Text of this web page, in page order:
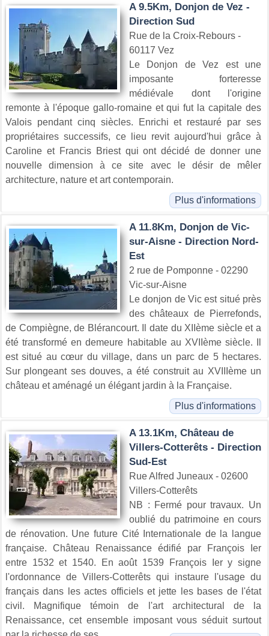
A 9.5Km, Donjon de Vez -
Direction Sud
Rue de la Croix-Rebours -
60117 Vez
Le Donjon de Vez est une
imposante forteresse
médiévale dont l'origine
remonte à l'époque gallo-romaine et qui fut la capitale des
Valois pendant cinq siècles. Enrichi et restauré par ses
propriétaires successifs, ce lieu revit aujourd'hui grâce à
Caroline et Francis Briest qui ont décidé de donner une
nouvelle dimension à ce site avec le désir de mêler
architecture, nature et art contemporain.
Plus d'informations
A 11.8Km, Donjon de Vic-
sur-Aisne - Direction Nord-
Est
2 rue de Pomponne - 02290
Vic-sur-Aisne
Le donjon de Vic est situé près
des châteaux de Pierrefonds,
de Compiègne, de Blérancourt. Il date du XIIème siècle et a
été transformé en demeure habitable au XVIIème siècle. Il
est situé au cœur du village, dans un parc de 5 hectares.
Sur plongeant ses douves, a été construit au XVIIIème un
château et aménagé un élégant jardin à la Française.
Plus d'informations
A 13.1Km, Château de
Villers-Cotterêts - Direction
Sud-Est
Rue Alfred Juneaux - 02600
Villers-Cotterêts
NB : Fermé pour travaux. Un
oublié du patrimoine en cours
de rénovation. Une future Cité Internationale de la langue
française. Château Renaissance édifié par François Ier
entre 1532 et 1540. En août 1539 François Ier y signe
l'ordonnance de Villers-Cotterêts qui instaure l'usage du
français dans les actes officiels et jette les bases de l'état
civil. Magnifique témoin de l'art architectural de la
Renaissance, cet ensemble imposant vous séduit surtout